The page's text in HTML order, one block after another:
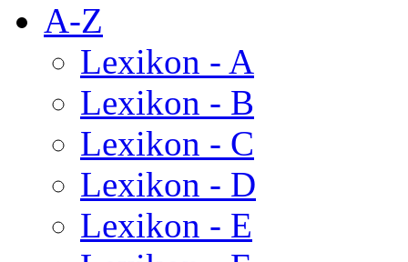
A-Z
Lexikon - A
Lexikon - B
Lexikon - C
Lexikon - D
Lexikon - E